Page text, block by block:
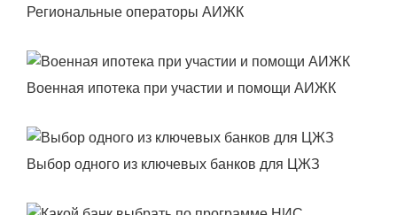
Региональные операторы АИЖК
Военная ипотека при участии и помощи АИЖК
Выбор одного из ключевых банков для ЦЖЗ